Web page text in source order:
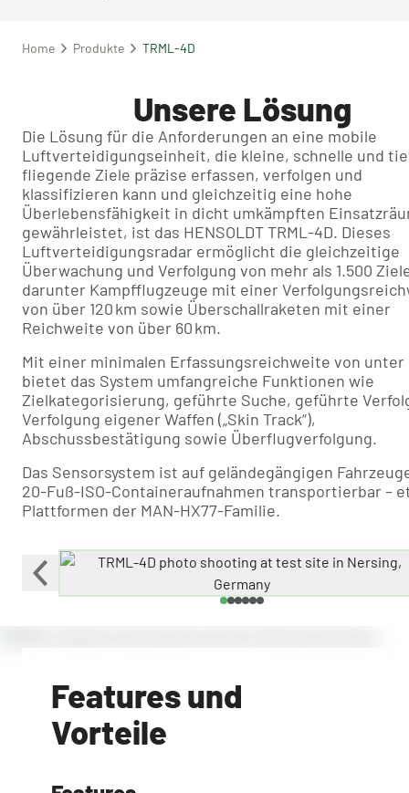
Home Produkte TRML-4D
Unsere Lösung
Die Lösung für die Anforderungen an eine mobile
Luftverteidigungseinheit, die kleine, schnelle und
fliegende Ziele präzise erfassen, verfolgen und
klassifizieren kann und gleichzeitig eine hohe
Überlebensfähigkeit in dicht umkämpften
gewährleistet, ist das HENSOLDT TRML-4D. Dieses
Luftverteidigungsradar ermöglicht die gleichzeitige
Überwachung und Verfolgung von mehr als 1.500
darunter Kampfflugzeuge mit einer
von über 120 km sowie Überschallraketen mit einer
Reichweite von über 60 km.
Mit einer minimalen Erfassungsreichweite von unter
bietet das System umfangreiche Funktionen wie
Zielkategorisierung, geführte Suche, geführte
Verfolgung eigener Waffen („Skin Track“),
Abschussbestätigung sowie Überflugverfolgung.
Das Sensorsystem ist auf geländegängigen
20-Fuß-ISO-Containeraufnahmen transportierbar –
Plattformen der MAN-HX77-Familie.
Features und
Vorteile